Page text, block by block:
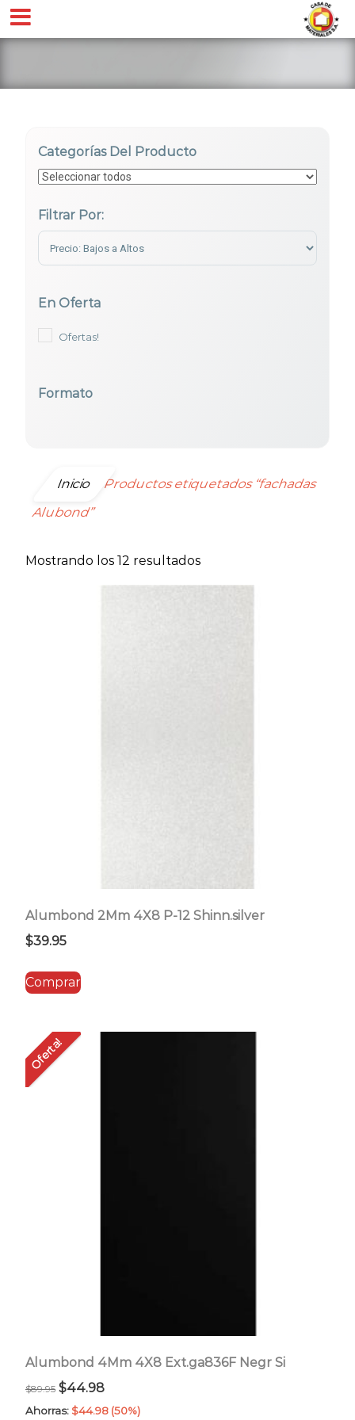
Categorías Del Producto
Filtrar Por:
En Oferta
Ofertas!
Formato
Inicio
Productos etiquetados “fachadas
Alubond”
Mostrando los 12 resultadosOrdenado
por
Alumbond 2Mm 4X8 P-12 Shinn.silver
$39.95
Comprar
Oferta!
Alumbond 4Mm 4X8 Ext.ga836F Negr Si
$89.95 El
precio
$44.98El
precio
Ahorras: $44.98 (50%)